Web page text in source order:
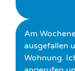
Am
ausgefallen
Wohnung.